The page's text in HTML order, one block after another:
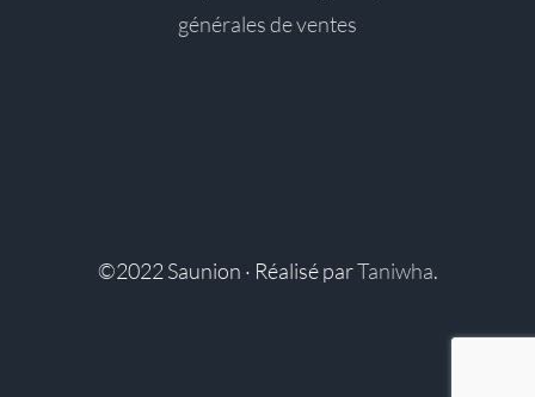
générales de ventes
©2022 Saunion · Réalisé parTaniwha.